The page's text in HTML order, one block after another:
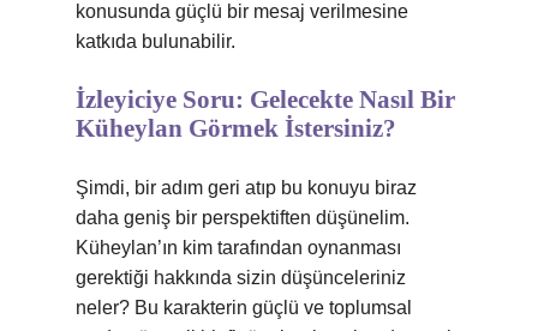
konusunda güçlü bir mesaj verilmesine
katkıda bulunabilir.
İzleyiciye Soru: Gelecekte Nasıl Bir
Küheylan Görmek İstersiniz?
Şimdi, bir adım geri atıp bu konuyu biraz
daha geniş bir perspektiften düşünelim.
Küheylan’ın kim tarafından oynanması
gerektiği hakkında sizin düşünceleriniz
neler? Bu karakterin güçlü ve toplumsal